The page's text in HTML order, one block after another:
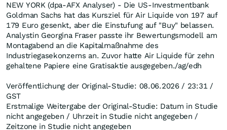
NEW YORK (dpa-AFX Analyser) - Die US-Investmentbank
Goldman Sachs hat das Kursziel für Air Liquide von 197 auf
179 Euro gesenkt, aber die Einstufung auf "Buy" belassen.
Analystin Georgina Fraser passte ihr Bewertungsmodell am
Montagabend an die Kapitalmaßnahme des
Industriegasekonzerns an. Zuvor hatte Air Liquide für zehn
gehaltene Papiere eine Gratisaktie ausgegeben./ag/edh
Veröffentlichung der Original-Studie: 08.06.2026 / 23:31 /
GST
Erstmalige Weitergabe der Original-Studie: Datum in Studie
nicht angegeben / Uhrzeit in Studie nicht angegeben /
Zeitzone in Studie nicht angegeben